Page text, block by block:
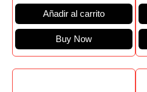
Añadir al carrito
Buy Now